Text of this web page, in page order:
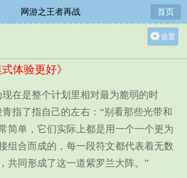
网游之王者再战 首页
设置
中
小
体验更好》
在是整个计划里相对最为脆弱的时
指了指自己的左右：“别看那些光带和
简单，它们实际上都是用一个一个更为
组合而成的，每一段符文都代表着无数
共同形成了这一道紫罗兰大阵。”